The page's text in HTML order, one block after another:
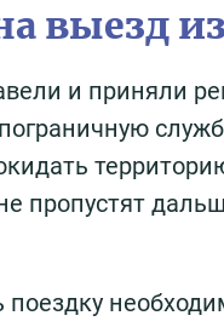
выезд
и приняли
пропустят
поездку